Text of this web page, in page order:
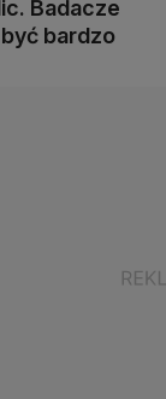
Badacze
bardzo